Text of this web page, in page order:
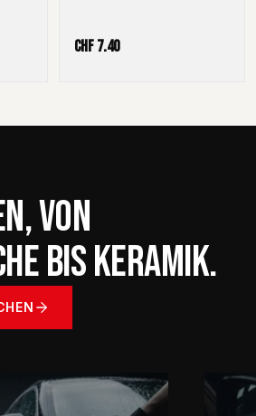
CHF7.40
VON
BIS KERAMIK.